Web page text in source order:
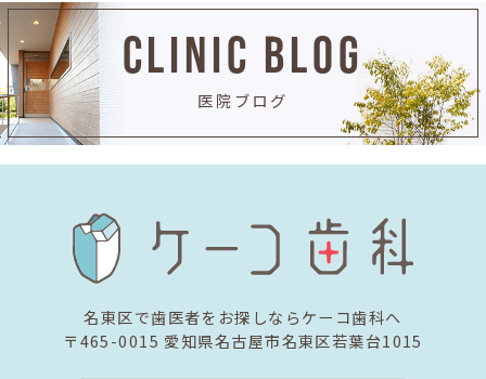
CLINIC BLOG
医院ブログ
名東区で歯医者をお探しならケーコ歯科へ
〒465-0015 愛知県名古屋市名東区若葉台1015